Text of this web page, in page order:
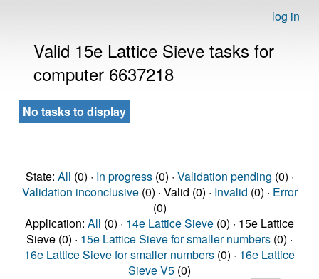
log in
Valid 15e Lattice Sieve tasks for
computer 6637218
No tasks to display
State: All (0) · In progress(0) · Validation pending (0) ·
Validation inconclusive(0) · Valid (0) · Invalid (0) · Error
(0)
Application: All (0) · 14e Lattice Sieve (0) · 15e Lattice
Sieve (0) · 15e Lattice Sieve for smaller numbers (0) ·
16e Lattice Sieve for smaller numbers (0) · 16e Lattice
Sieve V5 (0)